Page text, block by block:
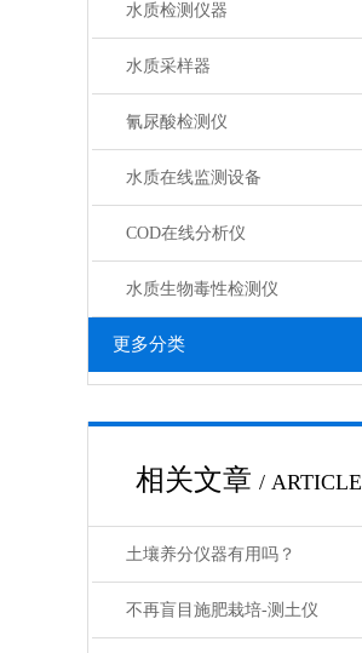
水质检测仪器
水质采样器
氰尿酸检测仪
水质在线监测设备
COD在线分析仪
水质生物毒性检测仪
更多分类
相关文章 / ARTICLE
土壤养分仪器有用吗？
不再盲目施肥栽培-测土仪